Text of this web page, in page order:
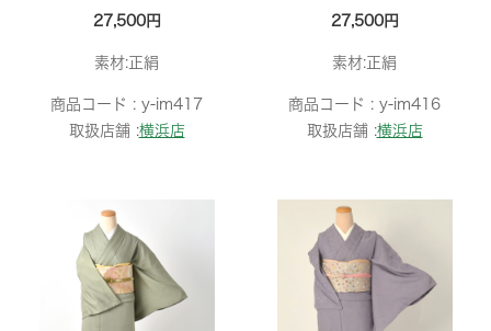
27,500円
素材:正絹
商品コード : y-im417
取扱店舗 :横浜店
27,500円
素材:正絹
商品コード : y-im416
取扱店舗 :横浜店